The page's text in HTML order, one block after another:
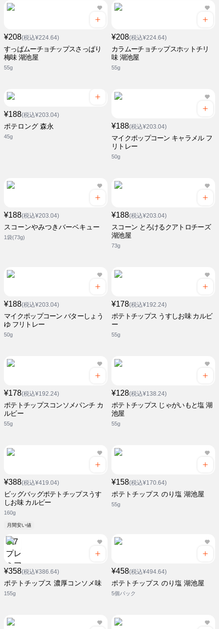
¥208(税込¥224.64)
すっぱムーチョチップスさっぱり
梅味 湖池屋
55g
¥208(税込¥224.64)
カラムーチョチップスホットチリ
味 湖池屋
55g
¥188(税込¥203.04)
ポテロング 森永
45g
¥188(税込¥203.04)
マイクポップコーン キャラメル フ
リトレー
50g
¥188(税込¥203.04)
スコーンやみつきバーベキュー
1袋(73g)
¥188(税込¥203.04)
スコーン とろけるクアトロチーズ
湖池屋
73g
¥188(税込¥203.04)
マイクポップコーン バターしょう
ゆ フリトレー
50g
¥178(税込¥192.24)
ポテトチップス うすしお味 カルビ
ー
55g
¥178(税込¥192.24)
ポテトチップスコンソメパンチ カ
ルビー
55g
¥128(税込¥138.24)
ポテトチップス じゃがいもと塩 湖
池屋
55g
¥388(税込¥419.04)
ビッグバッグポテトチップスうす
しお味 カルビー
160g
月間安い値
¥158(税込¥170.64)
ポテトチップス のり塩 湖池屋
55g
¥358(税込¥386.64)
ポテトチップス 濃厚コンソメ味
155g
¥458(税込¥494.64)
ポテトチップス のり塩 湖池屋
5個パック